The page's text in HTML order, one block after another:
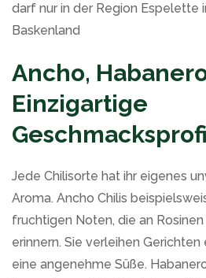
darf nur in der Region Espelette
Baskenland
Ancho,
Einzigartige
Jede Chilisorte hat ihr eigenes
Aroma. Ancho Chilis
fruchtigen Noten, die an
erinnern. Sie verleihen
eine angenehme Süße.